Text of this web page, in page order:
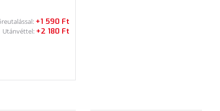
+1 590 Ft
Utánvéttel: +2 180 Ft